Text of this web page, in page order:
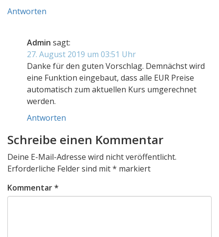
Antworten
Admin sagt:
27. August 2019 um 03:51 Uhr
Danke für den guten Vorschlag. Demnächst wird
eine Funktion eingebaut, dass alle EUR Preise
automatisch zum aktuellen Kurs umgerechnet
werden.
Antworten
Schreibe einen Kommentar
Deine E-Mail-Adresse wird nicht veröffentlicht.
Erforderliche Felder sind mit* markiert
Kommentar*